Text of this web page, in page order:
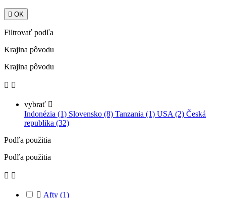
 OK
Filtrovať podľa
Krajina pôvodu
Krajina pôvodu
 
vybrať 
Indonézia (1) Slovensko (8) Tanzania (1) USA (2) Česká
republika (32)
Podľa použitia
Podľa použitia
 
 Afty (1)